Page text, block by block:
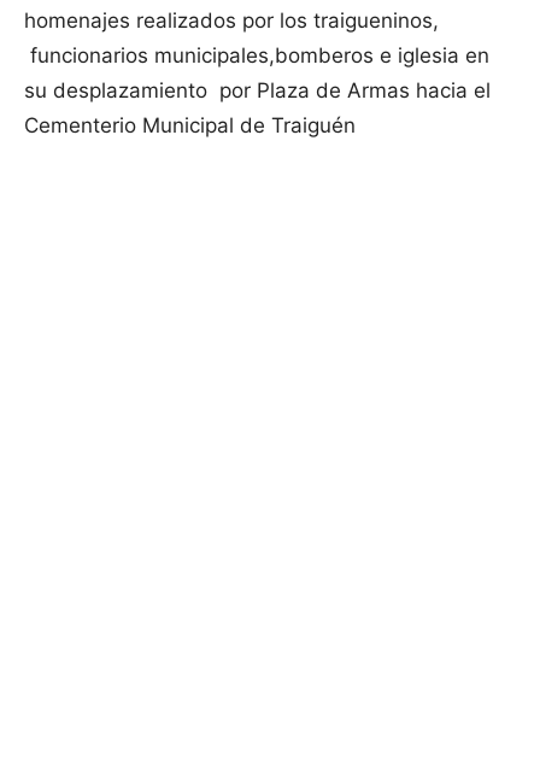
homenajes realizados por los traigueninos,
funcionarios municipales,bomberos e iglesia en
su desplazamiento por Plaza de Armas hacia el
Cementerio Municipal de Traiguén